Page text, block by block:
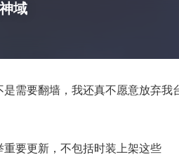
域
要翻墙，我还真不愿意放弃我台
要更新，不包括时装上架这些